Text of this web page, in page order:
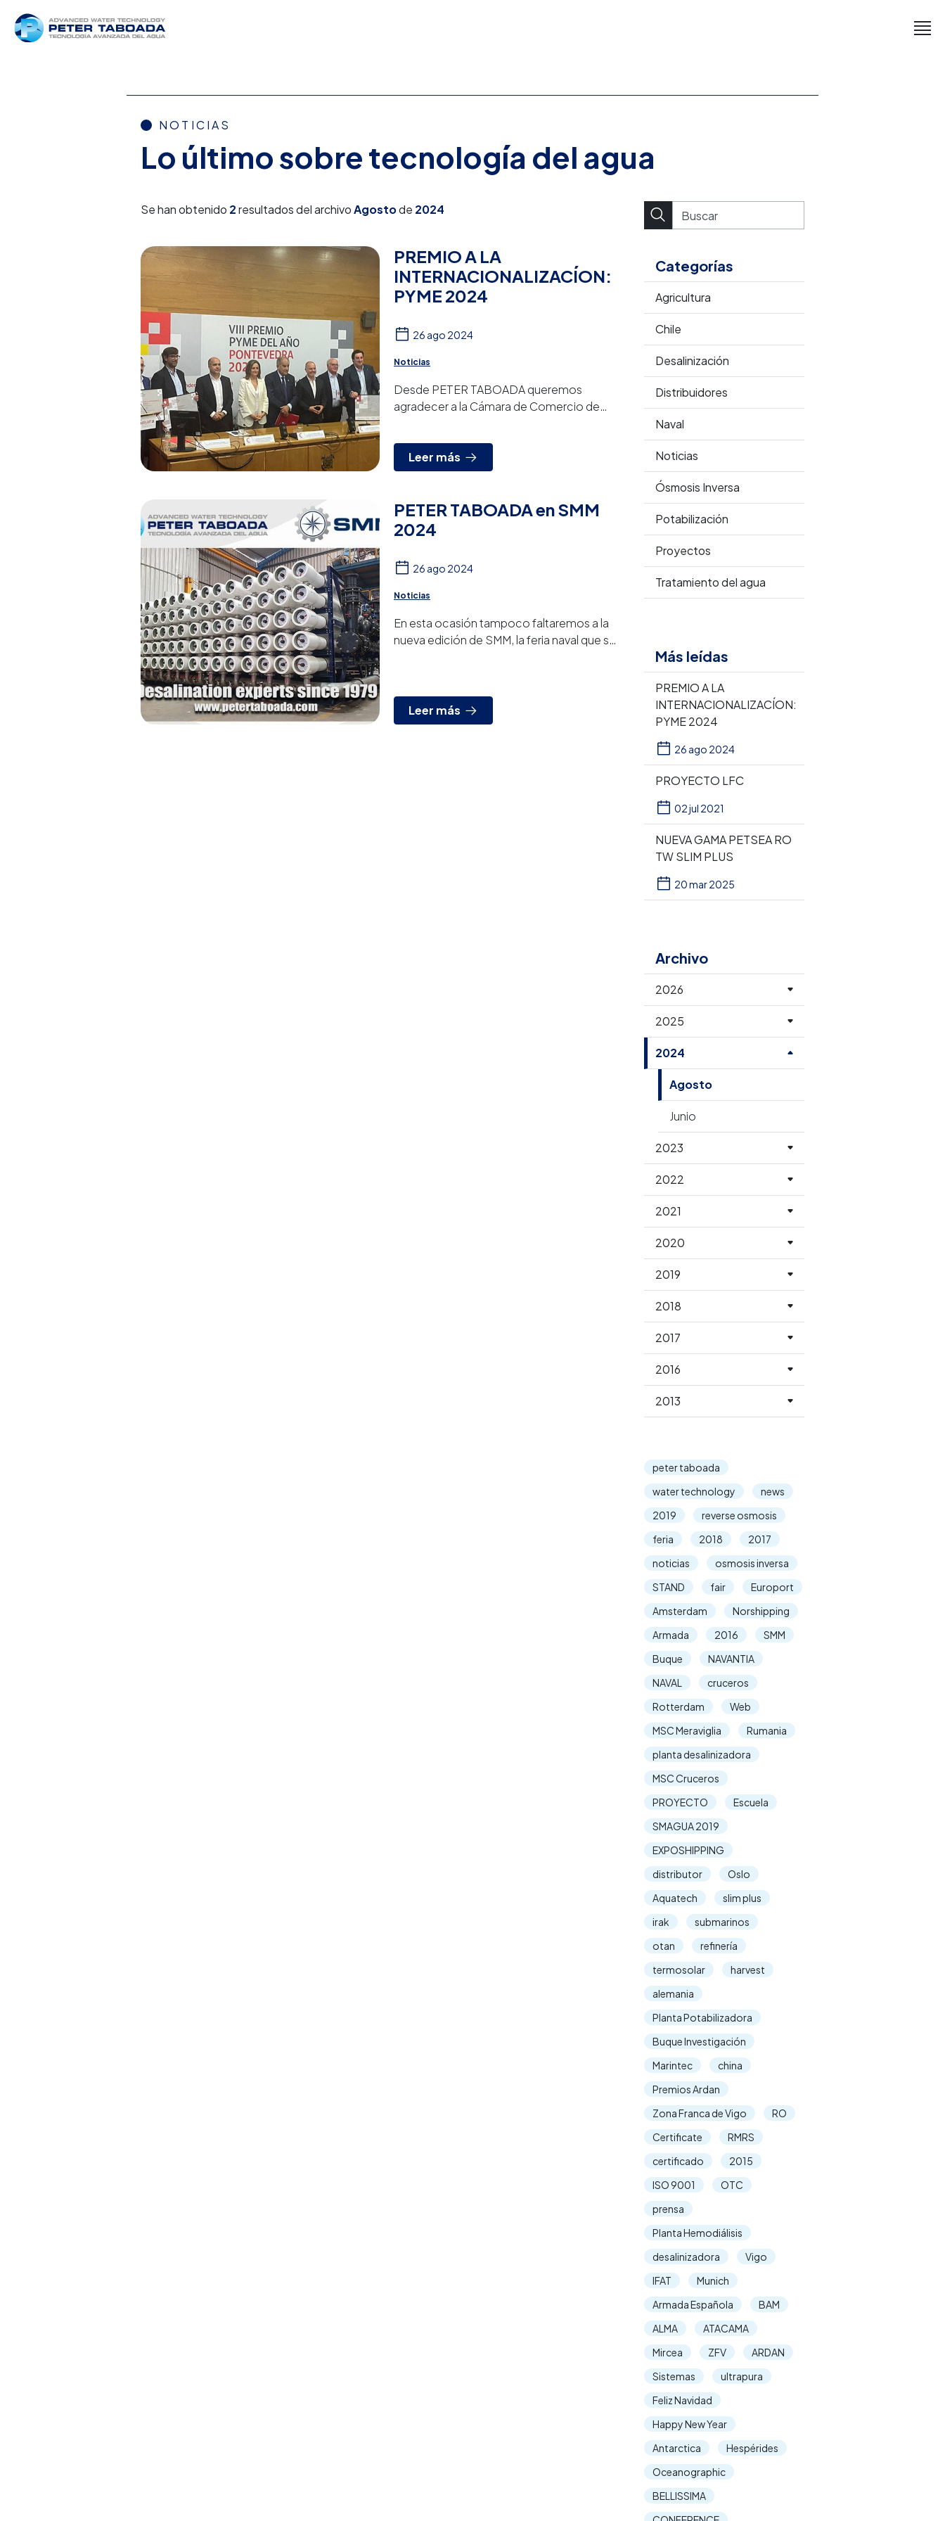
NOTICIAS
Lo último sobre tecnología del agua
Categorías
Agricultura
Chile
Desalinización
Distribuidores
Naval
Noticias
Ósmosis Inversa
Potabilización
Proyectos
Tratamiento del agua
Más leídas
PREMIO A LA
INTERNACIONALIZACÍON:
PYME 2024
26 ago 2024
PROYECTO LFC
02 jul 2021
NUEVA GAMA PETSEA RO
TW SLIM PLUS
20 mar 2025
Archivo
2026
2025
2024
Agosto
Junio
2023
2022
2021
2020
2019
2018
2017
2016
2013
peter taboada
water technology
news
2019
reverse osmosis
feria
2018
2017
noticias
osmosis inversa
STAND
fair
Europort
Amsterdam
Norshipping
Armada
2016
SMM
Buque
NAVANTIA
NAVAL
cruceros
Rotterdam
Web
MSC Meraviglia
Rumania
planta desalinizadora
MSC Cruceros
PROYECTO
Escuela
SMAGUA 2019
EXPOSHIPPING
distributor
Oslo
Aquatech
slim plus
irak
submarinos
otan
refinería
termosolar
harvest
alemania
Planta Potabilizadora
Buque Investigación
Marintec
china
Premios Ardan
Zona Franca de Vigo
RO
Certificate
RMRS
certificado
2015
ISO 9001
OTC
prensa
Planta Hemodiálisis
desalinizadora
Vigo
IFAT
Munich
Armada Española
BAM
ALMA
ATACAMA
Mircea
ZFV
ARDAN
Sistemas
ultrapura
Feliz Navidad
Happy New Year
Antarctica
Hespérides
Oceanographic
BELLISSIMA
Se han obtenido 2resultados del archivoAgostode 2024
PREMIO A LA
INTERNACIONALIZACÍON:
PYME 2024
26 ago 2024
Noticias
Desde PETER TABOADA queremos
agradecer a la Cámara de Comercio de
a la Zona Franca de Vigo por habernos
premi...
Leer más
PETER TABOADA en SMM
2024
26 ago 2024
Noticias
En esta ocasión tampoco faltaremos a la
nueva edición de SMM, la feria naval que se
Leer más